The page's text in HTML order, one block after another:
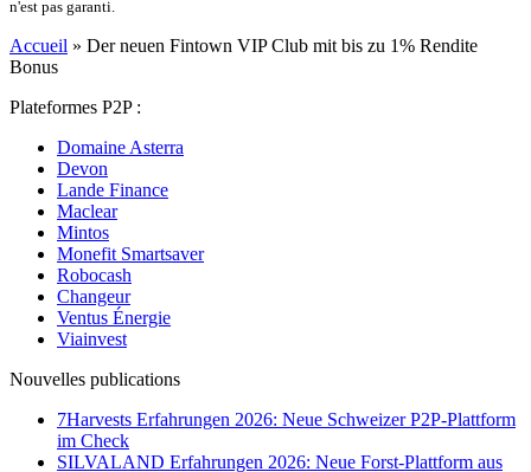
n'est pas garanti.
Accueil » Der neuen Fintown VIP Club mit bis zu 1% Rendite
Bonus
Plateformes P2P :
Domaine Asterra
Devon
Lande Finance
Maclear
Mintos
Monefit Smartsaver
Robocash
Changeur
Ventus Énergie
Viainvest
Nouvelles publications
7Harvests Erfahrungen 2026: Neue Schweizer P2P-Plattform
im Check
SILVALAND Erfahrungen 2026: Neue Forst-Plattform aus